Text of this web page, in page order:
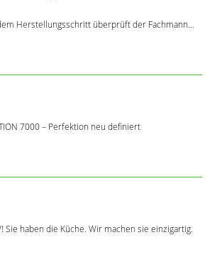
Herstellungsschritt überprüft der Fachmann...
7000 – Perfektion neu definiert
Sie haben die Küche. Wir machen sie einzigartig.